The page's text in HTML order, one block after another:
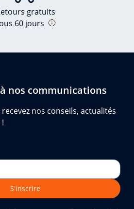
gratuits
60 jours
nos communications
recevez nos conseils, actualités
S'inscrire